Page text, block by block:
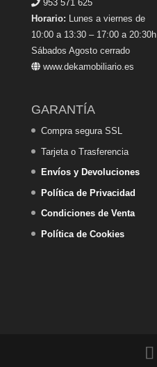
953 571 625
Horario: Lunes a viernes de
10:00 a 13:30 – 17:00 a 20:30h
Sábados Agosto cerrado
www.dekamobiliario.es
GARANTÍA
Compra segura SSL
Tarjeta o Trasferencia
Envíos y Devoluciones
Política de Privacidad
Condiciones de Venta
Política de Cookies